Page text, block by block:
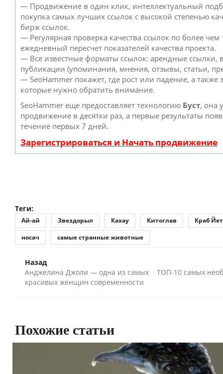
— Продвижение в один клик, интеллектуальный
покупка самых лучших ссылок с высокой степенью
бирж ссылок.
— Регулярная проверка качества ссылок по более чем
ежедневный пересчет показателей качества проекта.
— Все известные форматы ссылок: арендные ссылки,
публикации (упоминания, мнения, отзывы, статьи,
— SeoHammer покажет, где рост или падение, а также
которые нужно обратить внимание.
SeoHammer еще предоставляет технологию Буст, она
продвижение в десятки раз, а первые результаты
течение первых 7 дней.
Зарегистрироваться и Начать продвижение
Теги:
Ай-ай Звездорыл Кахау Китоглав
Краб
носач
самые странные животные
Назад
Анджелина Джоли — одна из самых
красивых женщин современности
ТОП-10 самых
Похожие статьи